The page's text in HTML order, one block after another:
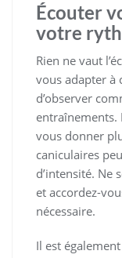
Écouter
votre
Rien ne vaut
vous adapter à
d’observer
entraînements.
vous donner
caniculaires
d’intensité. Ne
et accordez-
nécessaire.
Il est